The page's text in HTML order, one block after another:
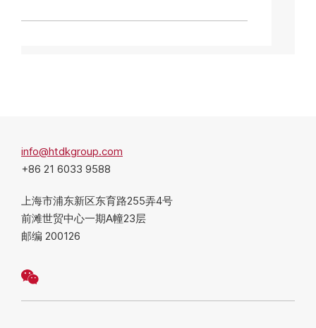
info@htdkgroup.com
+86 21 6033 9588
上海市浦东新区东育路255弄4号
前滩世贸中心一期A幢23层
邮编 200126